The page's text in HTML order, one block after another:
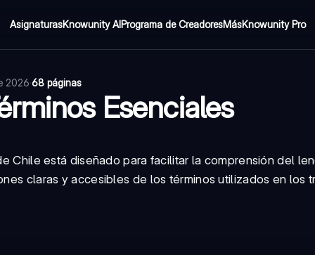
AsignaturasKnowunity AIPrograma de CreadoresMásKnowunity Pro
2026·68 páginas
Esenciales
Chile está diseñado para facilitar la comprensión del
claras y accesibles de los términos utilizados en los